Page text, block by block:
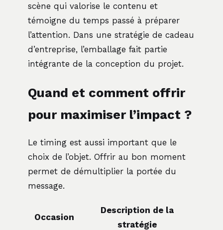
scène qui valorise le contenu et
témoigne du temps passé à préparer
l’attention. Dans une stratégie de cadeau
d’entreprise, l’emballage fait partie
intégrante de la conception du projet.
Quand et comment offrir
pour maximiser l’impact ?
Le timing est aussi important que le
choix de l’objet. Offrir au bon moment
permet de démultiplier la portée du
message.
Occasion
Description de la
stratégie